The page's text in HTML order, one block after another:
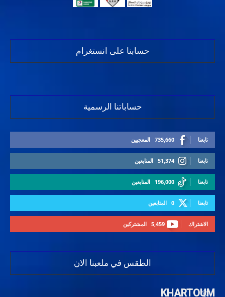
حسابنا على انستغرام
حساباتنا الرسمية
735,660 المعجبين تابعنا
51,374 المتابعين تابعنا
196,000 المتابعين تابعنا
0 المتابعين تابعنا
5,459 المشتركين الاشتراك
الطقس في ملعبنا الان
KHARTOUM